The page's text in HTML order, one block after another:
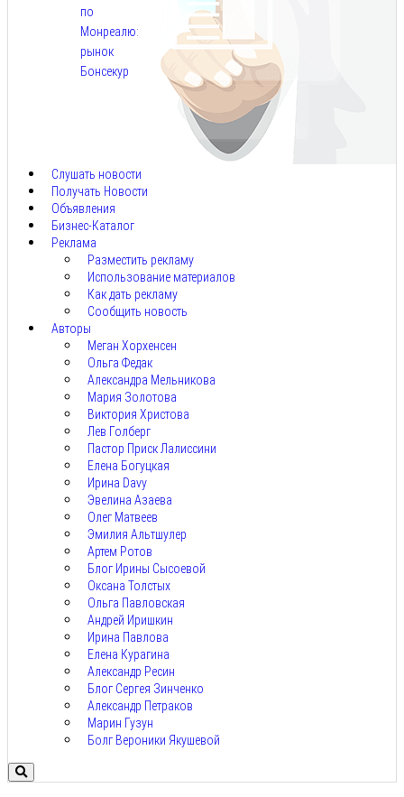
по
Монреалю:
рынок
Бонсекур
Слушать новости
Получать Новости
Объявления
Бизнес-Каталог
Реклама
Разместить рекламу
Использование материалов
Как дать рекламу
Сообщить новость
Авторы
Меган Хорхенсен
Ольга Федак
Александра Мельникова
Мария Золотова
Виктория Христова
Лев Голберг
Пастор Приск Лалиссини
Елена Богуцкая
Ирина Davy
Эвелина Азаева
Олег Матвеев
Эмилия Альтшулер
Артем Ротов
Блог Ирины Сысоевой
Оксана Толстых
Ольга Павловская
Андрей Иришкин
Ирина Павлова
Елена Курагина
Александр Ресин
Блог Сергея Зинченко
Александр Петраков
Марин Гузун
Болг Вероники Якушевой